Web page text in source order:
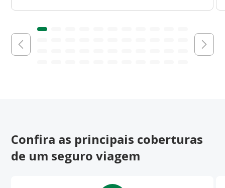
Confira as principais coberturas
de um seguro viagem